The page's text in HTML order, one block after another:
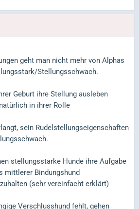
geht man nicht mehr von Alphas
Stellungsschwach.
Geburt ihre Stellung ausleben
in ihrer Rolle
sein Rudelstellungseigenschaften
stellungsstarke Hunde ihre Aufgabe
mittlerer Bindungshund
(sehr vereinfacht erklärt)
Verschlusshund fehlt, gehen